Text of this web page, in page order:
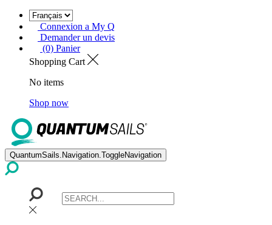
Connexion a My Q
Demander un devis
(0) Panier
Shopping Cart
No items
Shop now
QuantumSails.Navigation.ToggleNavigation